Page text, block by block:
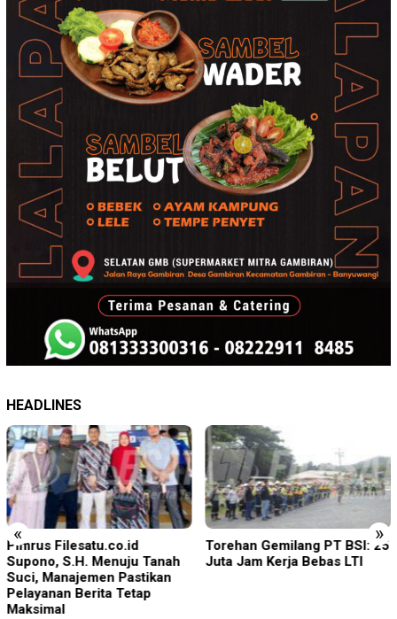
HEADLINES
« »
Pimrus Filesatu.co.id
Supono, S.H. Menuju Tanah
Suci, Manajemen Pastikan
Pelayanan Berita Tetap
Maksimal
Torehan Gemilang PT BSI: 25
Juta Jam Kerja Bebas LTI